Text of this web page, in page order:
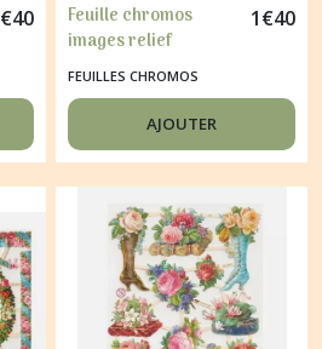
€40
Feuille chromos
images relief
découpage collage
PLUMES ET FLEURS
7419
1€40
FEUILLES CHROMOS
AJOUTER